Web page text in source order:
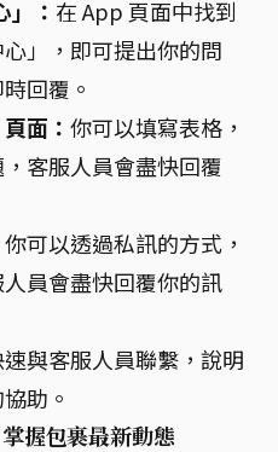
： 在 App 頁面中找到
心」，即可提出你的問
回覆。
面： 你可以填寫表格，
客服人員會盡快回覆
你可以透過私訊的方式，
員會盡快回覆你的訊
與客服人員聯繫，說明
助。
握包裹最新動態